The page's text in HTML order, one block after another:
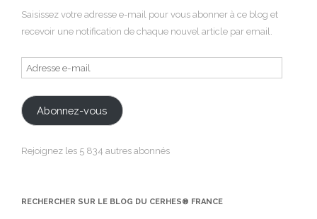
Saisissez votre adresse e-mail pour vous abonner à ce blog et
recevoir une notification de chaque nouvel article par email.
Adresse
e-
mail
Abonnez-vous
Rejoignez les 5 834 autres abonnés
RECHERCHER SUR LE BLOG DU CERHES® FRANCE